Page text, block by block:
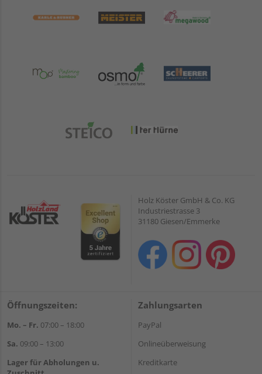
Holz Köster GmbH & Co. KG
Industriestrasse 3
31180 Giesen/Emmerke
Öffnungszeiten:
Mo. – Fr. 07:00 – 18:00
Sa. 09:00 – 13:00
Lager für Abholungen u.
Zahlungsarten
PayPal
Onlineüberweisung
Kreditkarte